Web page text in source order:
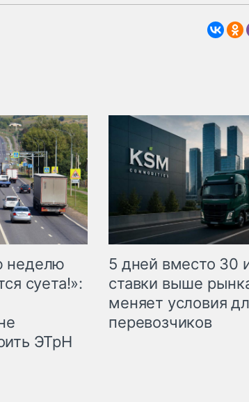
неделю
суета!»:
ЭТрН
5 дней вместо 30
ставки выше
меняет условия
перевозчиков